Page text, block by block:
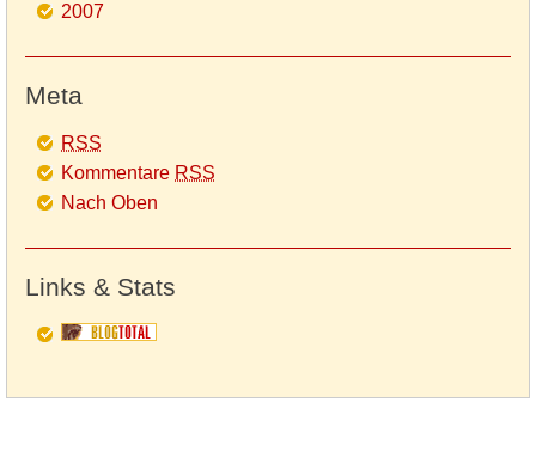
2007
Meta
RSS
Kommentare RSS
Nach Oben
Links & Stats